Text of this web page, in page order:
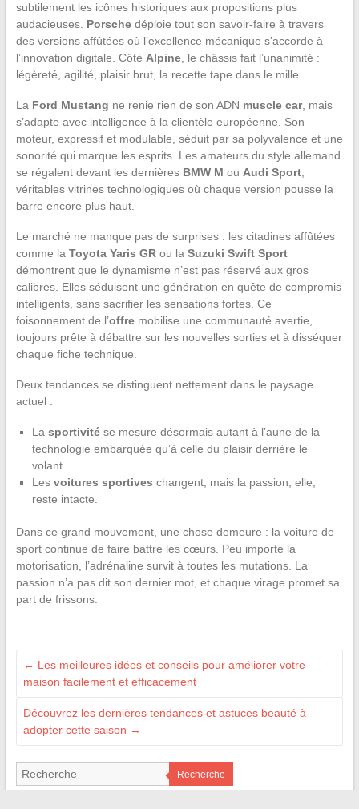
subtilement les icônes historiques aux propositions plus
audacieuses. Porschedéploie tout son savoir-faire à travers
des versions affûtées où l’excellence mécanique s’accorde à
l’innovation digitale. Côté Alpine, le châssis fait l’unanimité :
légèreté, agilité, plaisir brut, la recette tape dans le mille.
La Ford Mustang ne renie rien de son ADN muscle car, mais
s’adapte avec intelligence à la clientèle européenne. Son
moteur, expressif et modulable, séduit par sa polyvalence et une
sonorité qui marque les esprits. Les amateurs du style allemand
se régalent devant les dernières BMW M ou Audi Sport,
véritables vitrines technologiques où chaque version pousse la
barre encore plus haut.
Le marché ne manque pas de surprises : les citadines affûtées
comme la Toyota Yaris GRou la Suzuki Swift Sport
démontrent que le dynamisme n’est pas réservé aux gros
calibres. Elles séduisent une génération en quête de compromis
intelligents, sans sacrifier les sensations fortes. Ce
foisonnement de l’offremobilise une communauté avertie,
toujours prête à débattre sur les nouvelles sorties et à disséquer
chaque fiche technique.
Deux tendances se distinguent nettement dans le paysage
actuel :
La sportivitése mesure désormais autant à l’aune de la
technologie embarquée qu’à celle du plaisir derrière le
volant.
Les voitures sportives changent, mais la passion, elle,
reste intacte.
Dans ce grand mouvement, une chose demeure : la voiture de
sport continue de faire battre les cœurs. Peu importe la
motorisation, l’adrénaline survit à toutes les mutations. La
passion n’a pas dit son dernier mot, et chaque virage promet sa
part de frissons.
← Les meilleures idées et conseils pour améliorer votre
maison facilement et efficacement
Découvrez les dernières tendances et astuces beauté à
adopter cette saison →
Recherche